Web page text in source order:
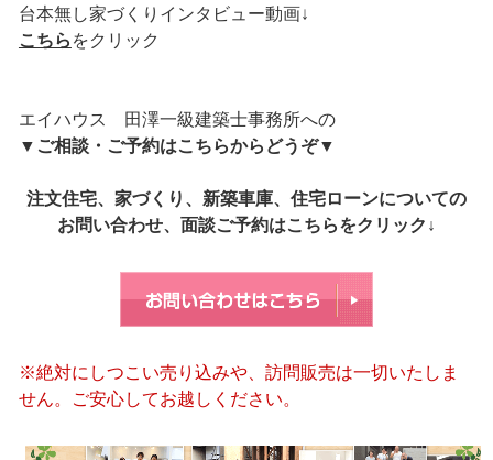
台本無し家づくりインタビュー動画↓
こちら をクリック
エイハウス 田澤一級建築士事務所への
▼ ご相談・ご予約はこちらからどうぞ▼
注文住宅、家づくり、新築車庫、住宅ローンについての
お問い合わせ、面談ご予約はこちらをクリック↓
※絶対にしつこい売り込みや、訪問販売は一切いたしま
せん。ご安心してお越しください。